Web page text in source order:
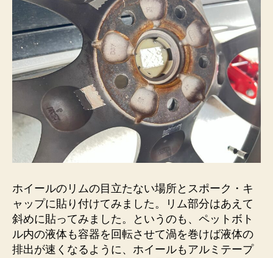
ホイールのリムの目立たない場所とスポーク・キ
ャップに貼り付けてみました。リム部分はあえて
斜めに貼ってみました。というのも、ペットボト
ル内の液体も容器を回転させて渦を巻けば液体の
排出が速くなるように、ホイールもアルミテープ